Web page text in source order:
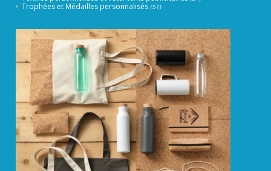
Trophées et Médailles personnalisés (51)